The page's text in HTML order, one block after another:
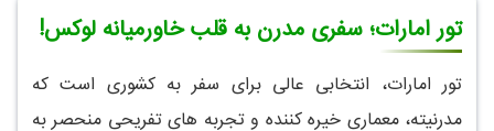
تور امارات؛ سفری مدرن به قلب خاورمیانه لوکس!
تور امارات، انتخابی عالی برای سفر به کشوری است که
مدرنیته، معماری خیره کننده و تجربه های تفریحی منحصر به